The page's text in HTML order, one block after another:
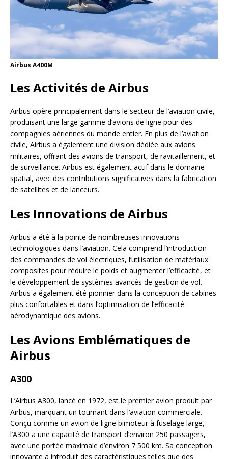
Airbus A400M
Les Activités de Airbus
Airbus opère principalement dans le secteur de l’aviation civile,
produisant une large gamme d’avions de ligne pour des
compagnies aériennes du monde entier. En plus de l’aviation
civile, Airbus a également une division dédiée aux avions
militaires, offrant des avions de transport, de ravitaillement, et
de surveillance. Airbus est également actif dans le domaine
spatial, avec des contributions significatives dans la fabrication
de satellites et de lanceurs.
Les Innovations de Airbus
Airbus a été à la pointe de nombreuses innovations
technologiques dans l’aviation. Cela comprend l’introduction
des commandes de vol électriques, l’utilisation de matériaux
composites pour réduire le poids et augmenter l’efficacité, et
le développement de systèmes avancés de gestion de vol.
Airbus a également été pionnier dans la conception de cabines
plus confortables et dans l’optimisation de l’efficacité
aérodynamique des avions.
Les Avions Emblématiques de
Airbus
A300
L’Airbus A300, lancé en 1972, est le premier avion produit par
Airbus, marquant un tournant dans l’aviation commerciale.
Conçu comme un avion de ligne bimoteur à fuselage large,
l’A300 a une capacité de transport d’environ 250 passagers,
avec une portée maximale d’environ 7 500 km. Sa conception
innovante a introduit des caractéristiques telles que des